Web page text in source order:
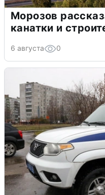
Морозов
канатки и
6 августа 0